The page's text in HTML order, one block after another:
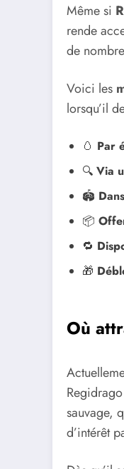
Même si
rende
de
Voici les
lorsqu’il
🥚 Par
🔍 Via
🏟️
📦
🔁
🎁
Où
sauvage,
d’intérêt